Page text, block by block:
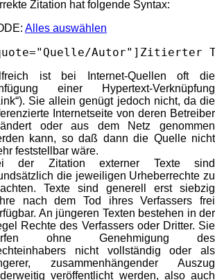
Zitation hat folgende Syntax:
Alles auswählen
Autor"]Zitierter
ist bei Internet-Quellen oft die
einer Hypertext-Verknüpfung
Sie allein genügt jedoch nicht, da die
Internetseite von deren Betreiber
oder aus dem Netz genommen
kann, so daß dann die Quelle nicht
feststellbar wäre.
der Zitation externer Texte sind
die jeweiligen Urheberrechte zu
Texte sind generell erst siebzig
nach dem Tod ihres Verfassers frei
An jüngeren Texten bestehen in der
Rechte des Verfassers oder Dritter. Sie
ohne Genehmigung des
nicht vollständig oder als
zusammenhängender Auszug
veröffentlicht werden, also auch